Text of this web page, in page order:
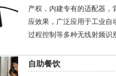
产权，内建专有的适配器
应效果，广泛应用于工业
过程控制等多种无线射频识
自助餐饮